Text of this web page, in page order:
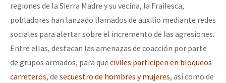
regiones de la Sierra Madre y su vecina, la Frailesca,
pobladores han lanzado llamados de auxilio mediante redes
sociales para alertar sobre el incremento de las agresiones.
Entre ellas, destacan las amenazas de coacción por parte
de grupos armados, para que civiles participen en bloqueos
carreteros, de secuestro de hombres y mujeres, así como de